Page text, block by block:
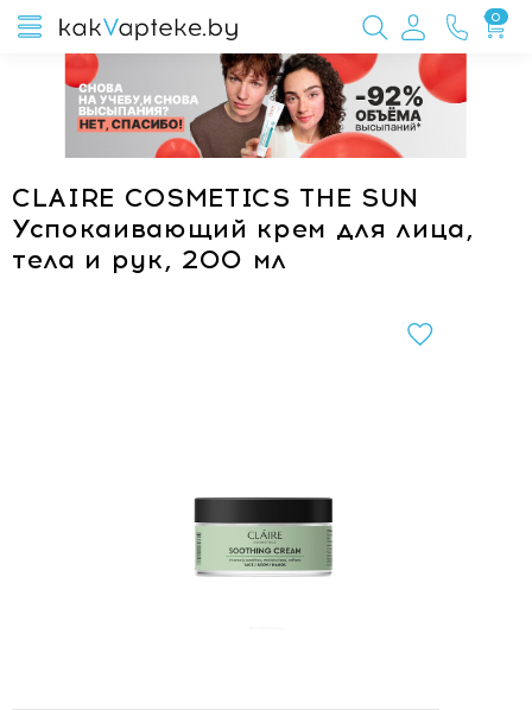
0
CLAIRE COSMETICS THE SUN
Успокаивающий крем для лица,
тела и рук, 200 мл